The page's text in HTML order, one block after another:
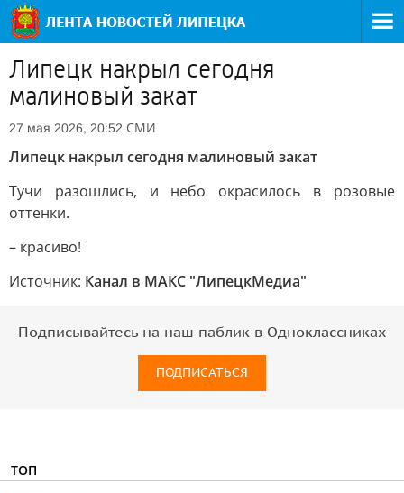
Липецк накрыл сегодня
малиновый закат
27 мая 2026, 20:52 СМИ
Липецк накрыл сегодня малиновый закат
Тучи разошлись, и небо окрасилось в розовые
оттенки.
– красиво!
Источник: Канал в МАКС "ЛипецкМедиа"
Подписывайтесь на наш паблик в Одноклассниках
ПОДПИСАТЬСЯ
ТОП